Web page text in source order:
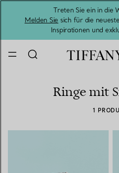
Treten Sie ein in die
Melden Sie sich für die
Inspirationen und
Ringe mit
1